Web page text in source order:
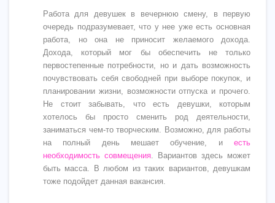
Работа для девушек в вечернюю смену, в первую
очередь подразумевает, что у нее уже есть основная
работа, но она не приносит желаемого дохода.
Дохода, который мог бы обеспечить не только
первостепенные потребности, но и дать возможность
почувствовать себя свободней при выборе покупок, и
планировании жизни, возможности отпуска и прочего.
Не стоит забывать, что есть девушки, которым
хотелось бы просто сменить род деятельности,
заниматься чем-то творческим. Возможно, для работы
на полный день мешает обучение, и есть
необходимость совмещения. Вариантов здесь может
быть масса. В любом из таких вариантов, девушкам
тоже подойдет данная вакансия.